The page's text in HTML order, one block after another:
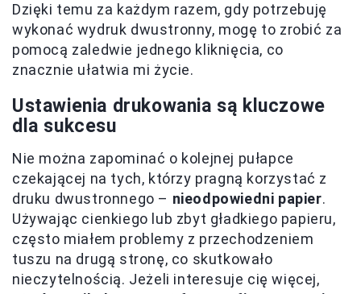
Dzięki temu za każdym razem, gdy potrzebuję
wykonać wydruk dwustronny, mogę to zrobić za
pomocą zaledwie jednego kliknięcia, co
znacznie ułatwia mi życie.
Ustawienia drukowania są kluczowe
dla sukcesu
Nie można zapominać o kolejnej pułapce
czekającej na tych, którzy pragną korzystać z
druku dwustronnego – nieodpowiedni papier.
Używając cienkiego lub zbyt gładkiego papieru,
często miałem problemy z przechodzeniem
tuszu na drugą stronę, co skutkowało
nieczytelnością. Jeżeli interesuje cię więcej,